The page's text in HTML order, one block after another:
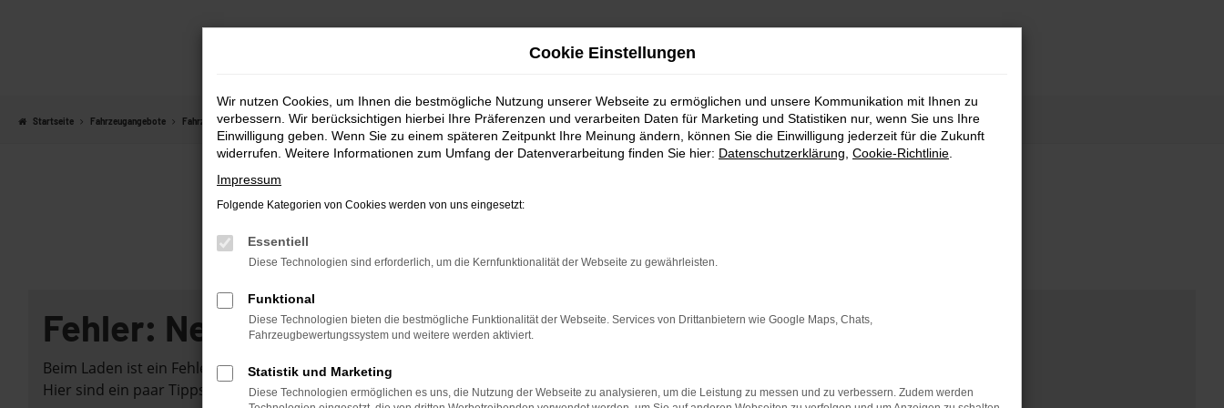
Startseite Fahrzeugangebote Fahrzeugmarkt
Fehler: Network Error
Beim Laden ist ein Fehler aufgetreten.
Hier sind ein paar Tipps, die dir helfen können:
Cookie Einstellungen
Wir nutzen Cookies, um Ihnen die bestmögliche Nutzung unserer Webseite zu ermöglichen und unsere Kommunikation mit Ihnen zu
verbessern. Wir berücksichtigen hierbei Ihre Präferenzen und verarbeiten Daten für Marketing und Statistiken nur, wenn Sie uns Ihre
Einwilligung geben. Wenn Sie zu einem späteren Zeitpunkt Ihre Meinung ändern, können Sie die Einwilligung jederzeit für die Zukunft
widerrufen. Weitere Informationen zum Umfang der Datenverarbeitung finden Sie hier: Datenschutzerklärung Cookie-Richtlinie
Impressum
Folgende Kategorien von Cookies werden von uns eingesetzt:
Essentiell
Diese Technologien sind erforderlich, um die Kernfunktionalität der Webseite zu gewährleisten.
Funktional
Diese Technologien bieten die bestmögliche Funktionalität der Webseite. Services von Drittanbietern wie Google Maps, Chats,
Fahrzeugbewertungssystem und weitere werden aktiviert.
Statistik und Marketing
Diese Technologien ermöglichen es uns, die Nutzung der Webseite zu analysieren, um die Leistung zu messen und zu verbessern. Zudem werden